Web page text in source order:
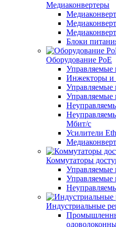
Медиаконвертеры
Блоки
Оборудование PoE
Управляемые
Инжекторы и
Управляемые
Управляемые
Мбит/с
Усилители
Коммутаторы
Управляемые
Управляемые
Индустриальные